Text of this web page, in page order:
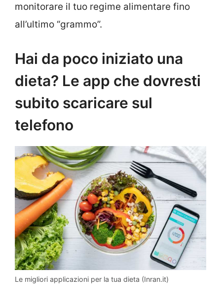
monitorare il tuo regime alimentare fino
all’ultimo “grammo”.
Hai da poco iniziato una
dieta? Le app che dovresti
subito scaricare sul
telefono
Le migliori applicazioni per la tua dieta (Inran.it)